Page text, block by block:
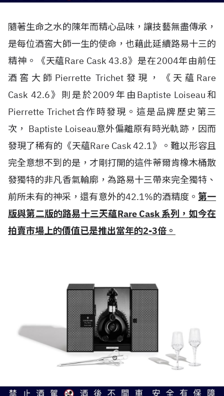
隨著生命之水的陳年而精心品味，讓技藝無盡傳承，
是每位酒窖大師一生的使命，也藉此延續路易十三的
精神。《天蘊Rare Cask 43.8》是在2004年由前任
酒窖大師Pierrette Trichet發現，《天蘊Rare
Cask 42.6》則是於2009年由Baptiste Loiseau和
Pierrette Trichet合作時發現。這是品牌歷史第三
次， Baptiste Loiseau意外偏離原有時光軌跡，因而
發現了稀有的《天蘊Rare Cask 42.1》。難以形容且
完全意想不到的是，才剛打開的這件蒂爾肯橡木桶散
發獨特的非凡香氣輪廓，為路易十三帶來完全獨特、
前所未有的神采，還有意外的42.1%的酒精度。 第一
版與第二版的路易十三天蘊Rare Cask系列 ， 如今在
拍賣市場上的價值已是推出當年的2-3倍。